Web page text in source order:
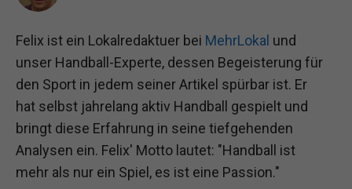
Felix ist ein Lokalredaktuer bei MehrLokal und
unser Handball-Experte, dessen Begeisterung für
den Sport in jedem seiner Artikel spürbar ist. Er
hat selbst jahrelang aktiv Handball gespielt und
bringt diese Erfahrung in seine tiefgehenden
Analysen ein. Felix' Motto lautet: "Handball ist
mehr als nur ein Spiel, es ist eine Passion."